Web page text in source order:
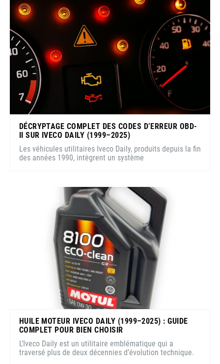
DÉCRYPTAGE COMPLET DES CODES D’ERREUR OBD-
II SUR IVECO DAILY (1999–2025)
Les véhicules utilitaires Iveco Daily, produits depuis la fin
des années 1990, intègrent un système
HUILE MOTEUR IVECO DAILY (1999–2025) : GUIDE
COMPLET POUR BIEN CHOISIR
L’Iveco Daily est un utilitaire emblématique qui a
traversé plus de deux décennies d’évolution technique.